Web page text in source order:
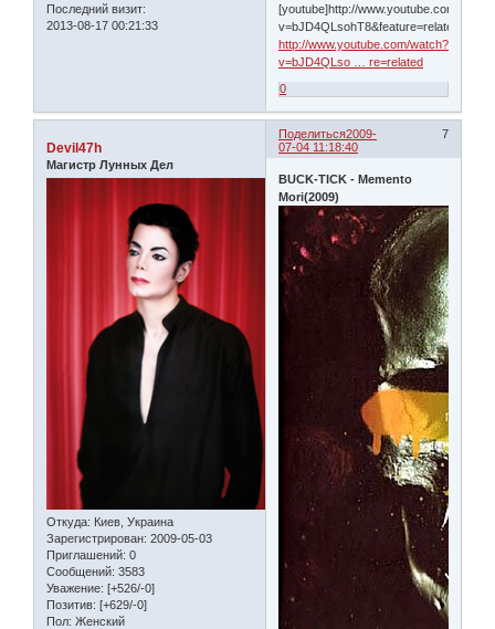
Последний визит:
2013-08-17 00:21:33
[youtube]http://www.youtube.com/
v=bJD4QLsohT8&feature=related[/
http://www.youtube.com/watch?
v=bJD4QLso … re=related
0
Поделиться 7
2009-
07-04 11:18:40
Devil47h
Магистр Лунных Дел
Откуда: Киев, Украина
Зарегистрирован: 2009-05-03
Приглашений: 0
Сообщений: 3583
Уважение: [+526/-0]
Позитив: [+629/-0]
Пол: Женский
BUCK-TICK - Memento
Mori(2009)